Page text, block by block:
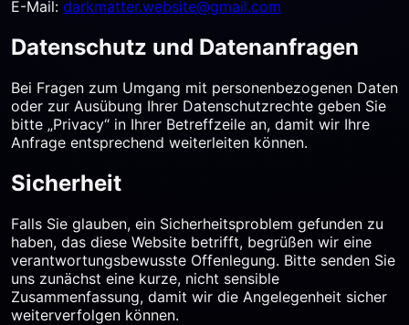
E-Mail: darkmatter.website@gmail.com
Datenschutz und Datenanfragen
Bei Fragen zum Umgang mit personenbezogenen Daten
oder zur Ausübung Ihrer Datenschutzrechte geben Sie
bitte „Privacy“ in Ihrer Betreffzeile an, damit wir Ihre
Anfrage entsprechend weiterleiten können.
Sicherheit
Falls Sie glauben, ein Sicherheitsproblem gefunden zu
haben, das diese Website betrifft, begrüßen wir eine
verantwortungsbewusste Offenlegung. Bitte senden Sie
uns zunächst eine kurze, nicht sensible
Zusammenfassung, damit wir die Angelegenheit sicher
weiterverfolgen können.